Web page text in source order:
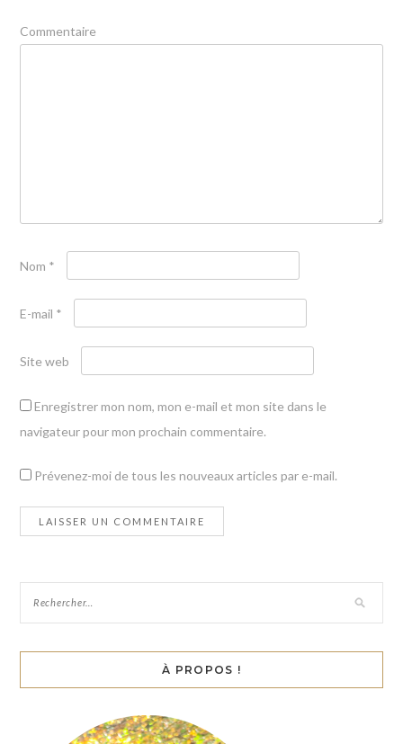
Commentaire
Nom *
E-mail *
Site web
Enregistrer mon nom, mon e-mail et mon site dans le
navigateur pour mon prochain commentaire.
Prévenez-moi de tous les nouveaux articles par e-mail.
À PROPOS !